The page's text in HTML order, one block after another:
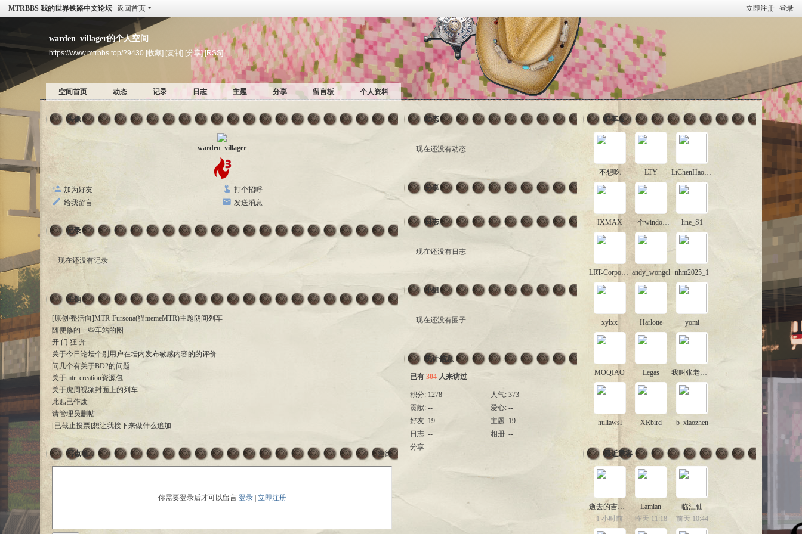
立即注册 登录
MTRBBS 我的世界铁路中文论坛 返回首页
warden_villager的个人空间
https://www.mtrbbs.top/?9430 [收藏] [复制] [分享] [RSS]
空间首页 动态 记录 日志 主题 分享 留言板 个人资料
头像
warden_villager
加为好友
打个招呼
给我留言
发送消息
记录
现在还没有记录
主题
[原创/整活向]MTR-Fursona(猫memeMTR)主题阴间列车
随便修的一些车站的图
开 门 狂 奔
关于今日论坛个别用户在坛内发布敏感内容的的评价
问几个有关于BD2的问题
关于mtr_creation资源包
关于虎周视频封面上的列车
此贴已作废
请管理员删帖
[已截止投票]想让我接下来做什么追加
写点啥... 全部
你需要登录后才可以留言 登录| 立即注册
动态
现在还没有动态
分享
日志
现在还没有日志
小组
现在还没有圈子
统计信息
已有 304 人来访过
积分: 1278 人气: 373
贡献: -- 爱心: --
好友: 19 主题: 19
日志: -- 相册: --
分享: --
好基友
不想吃 LTY LiChenHao7600
IXMAX 一个windows95 line_S1
LRT-Corporation andy_wongcl nhm2025_1
xylxx Harlotte yomi
MOQIAO Legas 我叫张老六啊
huliawsl XRbird b_xiaozhen
最近乘客
逝去的吉局长段
1 小时前
Lamian
昨天 11:18
临江仙
前天 10:44